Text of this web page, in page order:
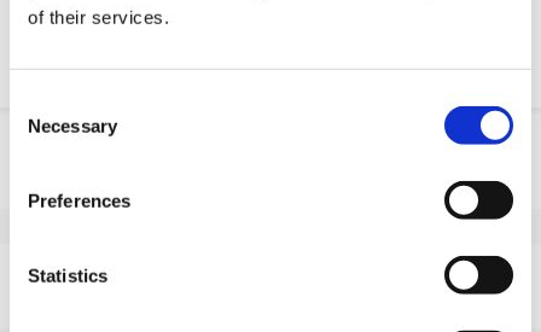
of their services.
Selection
Necessary
Preferences
Statistics
Informacje o produkcie
SKU
Dane techniczne